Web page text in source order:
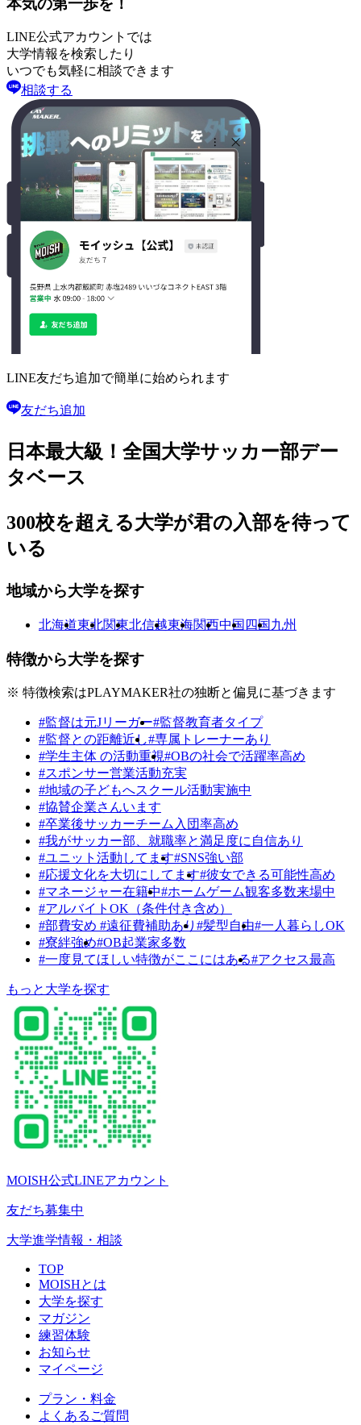
LINE公式アカウントでは
大学情報を検索したり
いつでも気軽に相談できます
相談する
LINE友だち追加で簡単に始められます
友だち追加
日本最大級！ 全国大学サッカー部デー
タベース
300校を超える大学が君の入部を待って
いる
地域から大学を探す
北海道東北関東北信越東海関西中国 四国九州
特徴から大学を探す
※ 特徴検索はPLAYMAKER社の独断と偏見に基づきます
#監督は元Jリーガー#監督教育者タイプ
#監督との距離近し#専属トレーナーあり
#学生主体 の活動重視#OBの社会で活躍率高め
#スポンサー営業活動充実
#地域の子どもへスクール活動実施中
#協賛企業さんいます
#卒業後サッカーチーム入団率高め
#我がサッカー部、就職率と満足度に自信あり
#ユニット活動してます#SNS強い部
#応援文化を大切にしてます#彼女できる可能性高め
#マネージャー在籍中#ホームゲーム観客多数来場中
#アルバイトOK（条件付き含め）
#部費安め #遠征費補助あり #髪型自由#一人暮らしOK
#寮絆強め#OB起業家多数
#一度見てほしい特徴がここにはある#アクセス最高
もっと大学を探す
MOISH公式LINEアカウント
友だち募集中
大学進学情報・相談
TOP
MOISHとは
大学を探す
マガジン
練習体験
お知らせ
マイページ
プラン・料金
よくあるご質問